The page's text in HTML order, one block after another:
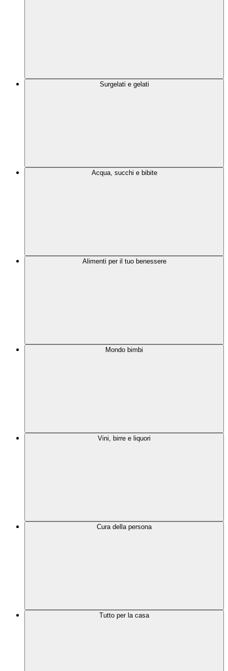
Surgelati e gelati
Acqua, succhi e bibite
Alimenti per il tuo benessere
Mondo bimbi
Vini, birre e liquori
Cura della persona
Tutto per la casa